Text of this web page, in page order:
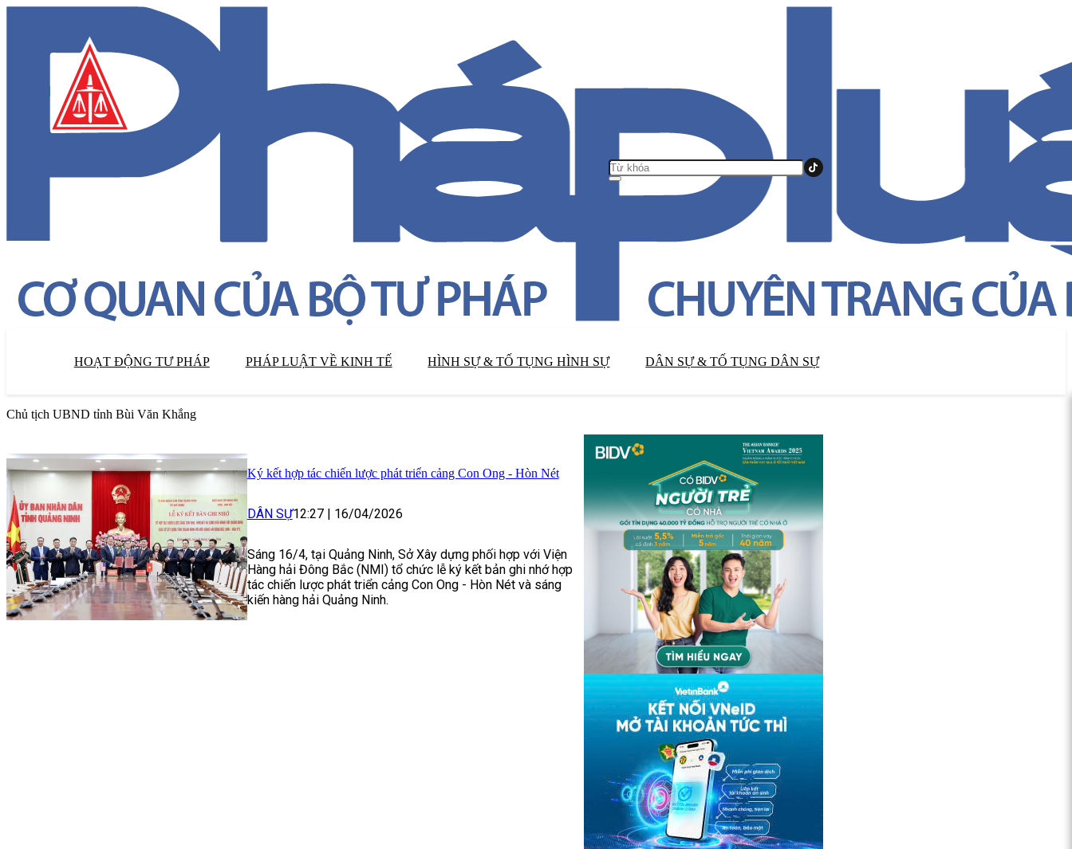
HOẠT ĐỘNG TƯ PHÁP PHÁP LUẬT VỀ KINH TẾ HÌNH SỰ & TỐ TỤNG HÌNH SỰ DÂN SỰ & TỐ TỤNG DÂN SỰ
Chủ tịch UBND tỉnh Bùi Văn Khắng
Ký kết hợp tác chiến lược phát triển cảng Con Ong - Hòn Nét
DÂN SỰ12:27 | 16/04/2026
Sáng 16/4, tại Quảng Ninh, Sở Xây dựng phối hợp với Viện
Hàng hải Đông Bắc (NMI) tổ chức lễ ký kết bản ghi nhớ hợp
tác chiến lược phát triển cảng Con Ong - Hòn Nét và sáng
kiến hàng hải Quảng Ninh.